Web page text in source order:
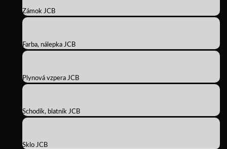
Zámok JCB
Farba, nálepka JCB
Plynová vzpera JCB
Schodík, blatník JCB
Sklo JCB